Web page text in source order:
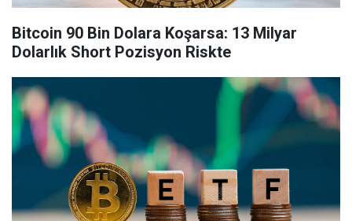
Bitcoin 90 Bin Dolara Koşarsa: 13 Milyar
Dolarlık Short Pozisyon Riskte